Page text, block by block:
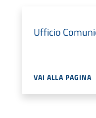
Ufficio
VAI ALLA PAGINA